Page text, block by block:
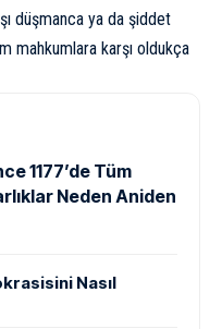
düşmanca ya da şiddet
mahkumlara karşı oldukça
1177’de Tüm
Neden Aniden
Nasıl